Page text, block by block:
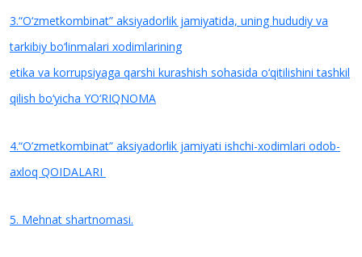
3.“O‘zmetkombinat” aksiyadorlik jamiyatida, uning hududiy va
tarkibiy bo‘linmalari xodimlarining
etika va korrupsiyaga qarshi kurashish sohasida o‘qitilishini tashkil
qilish bo‘yicha YO‘RIQNOMA
4.“O’zmetkombinat” aksiyadorlik jamiyati ishchi-xodimlari odob-
axloq QOIDALARI
5. Mehnat shartnomasi.